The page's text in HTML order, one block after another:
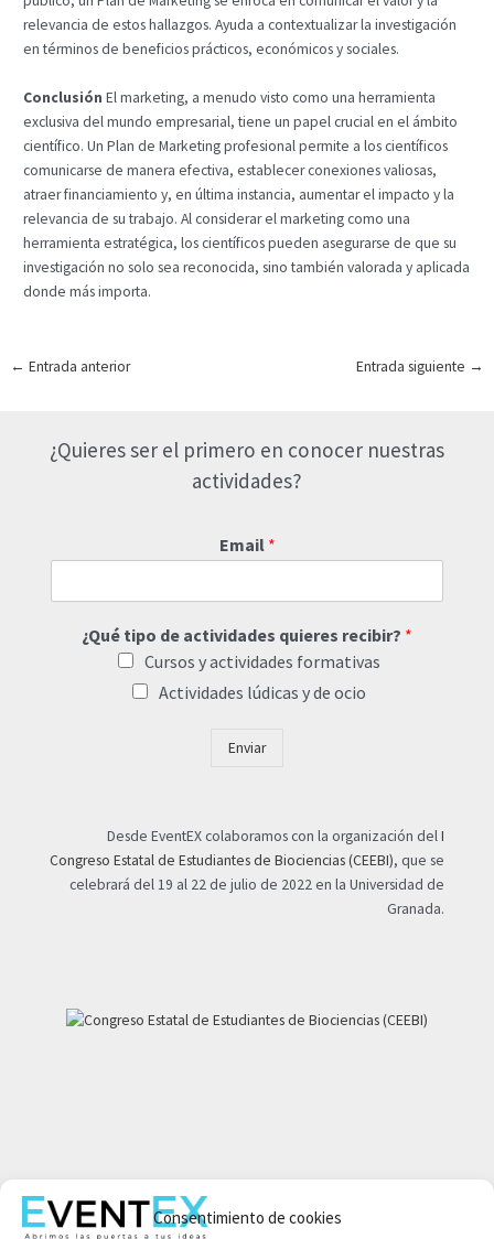
Consentimiento de cookies
relevancia de estos hallazgos. Ayuda a contextualizar la investigación
en términos de beneficios prácticos, económicos y sociales.
Conclusión El marketing, a menudo visto como una herramienta
exclusiva del mundo empresarial, tiene un papel crucial en el ámbito
científico. Un Plan de Marketing profesional permite a los científicos
comunicarse de manera efectiva, establecer conexiones valiosas,
atraer financiamiento y, en última instancia, aumentar el impacto y la
relevancia de su trabajo. Al considerar el marketing como una
herramienta estratégica, los científicos pueden asegurarse de que su
investigación no solo sea reconocida, sino también valorada y aplicada
donde más importa.
Navegación
← Entrada anterior Entrada siguiente →
¿Quieres ser el primero en conocer nuestras
actividades?
Email *
¿Qué tipo de actividades quieres recibir? *
Cursos y actividades formativas
Actividades lúdicas y de ocio
Enviar
Desde EventEX colaboramos con la organización delI
Congreso Estatal de Estudiantes de Biociencias (CEEBI), que se
celebrará del 19 al 22 de julio de 2022 en la Universidad de
Granada.
Aviso legal